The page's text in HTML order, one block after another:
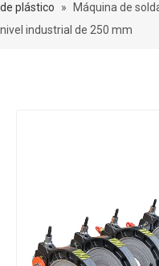
de plástico
»
Máquina de
nivel industrial de 250 mm